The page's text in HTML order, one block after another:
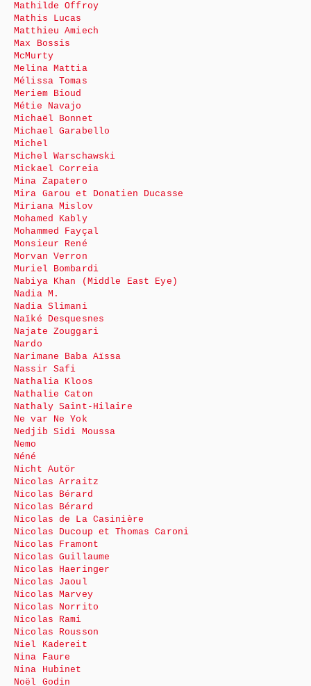
Mathilde Offroy
Mathis Lucas
Matthieu Amiech
Max Bossis
McMurty
Melina Mattia
Mélissa Tomas
Meriem Bioud
Métie Navajo
Michaël Bonnet
Michael Garabello
Michel
Michel Warschawski
Mickael Correia
Mina Zapatero
Mira Garou et Donatien Ducasse
Miriana Mislov
Mohamed Kably
Mohammed Fayçal
Monsieur René
Morvan Verron
Muriel Bombardi
Nabiya Khan (Middle East Eye)
Nadia M.
Nadia Slimani
Naïké Desquesnes
Najate Zouggari
Nardo
Narimane Baba Aïssa
Nassir Safi
Nathalia Kloos
Nathalie Caton
Nathaly Saint-Hilaire
Ne var Ne Yok
Nedjib Sidi Moussa
Nemo
Néné
Nicht Autör
Nicolas Arraitz
Nicolas Bérard
Nicolas Bérard
Nicolas de La Casinière
Nicolas Ducoup et Thomas Caroni
Nicolas Framont
Nicolas Guillaume
Nicolas Haeringer
Nicolas Jaoul
Nicolas Marvey
Nicolas Norrito
Nicolas Rami
Nicolas Rousson
Niel Kadereit
Nina Faure
Nina Hubinet
Noël Godin